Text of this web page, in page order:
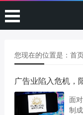
您现在的位置是： 首
广告业陷入危机，
面
制